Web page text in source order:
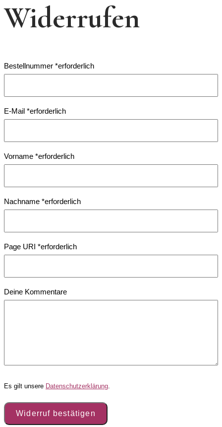
Widerrufen
Bestellnummer *erforderlich
E-Mail *erforderlich
Vorname *erforderlich
Nachname *erforderlich
Page URI *erforderlich
Deine Kommentare
Es gilt unsere Datenschutzerklärung
Widerruf bestätigen